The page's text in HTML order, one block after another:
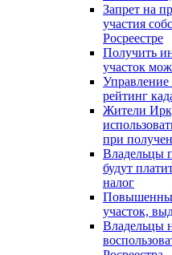
Запрет на
участия
Росреестре
Получить
участок
Управление
рейтинг
Жители
при
Владельцы
будут
налог
участок,
Владельцы